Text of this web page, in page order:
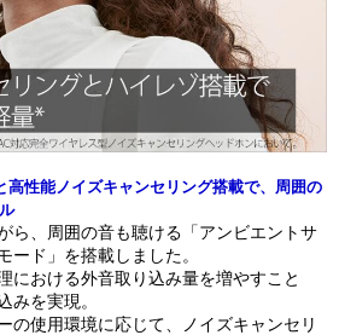
高性能ノイズキャンセリング搭載で、周囲の
ら、周囲の音も聴ける「アンビエントサ
ード」を搭載しました。
における外音取り込み量を増やすこと
みを実現。
の使用環境に応じて、ノイズキャンセリ